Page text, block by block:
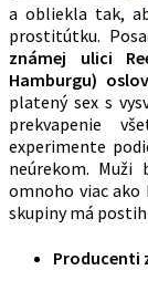
a obliekla tak,
prostitútku.
známej ulici
Hamburgu)
platený sex s
prekvapenie
experimente
neúrekom.
omnoho viac ako
skupiny má
Producenti